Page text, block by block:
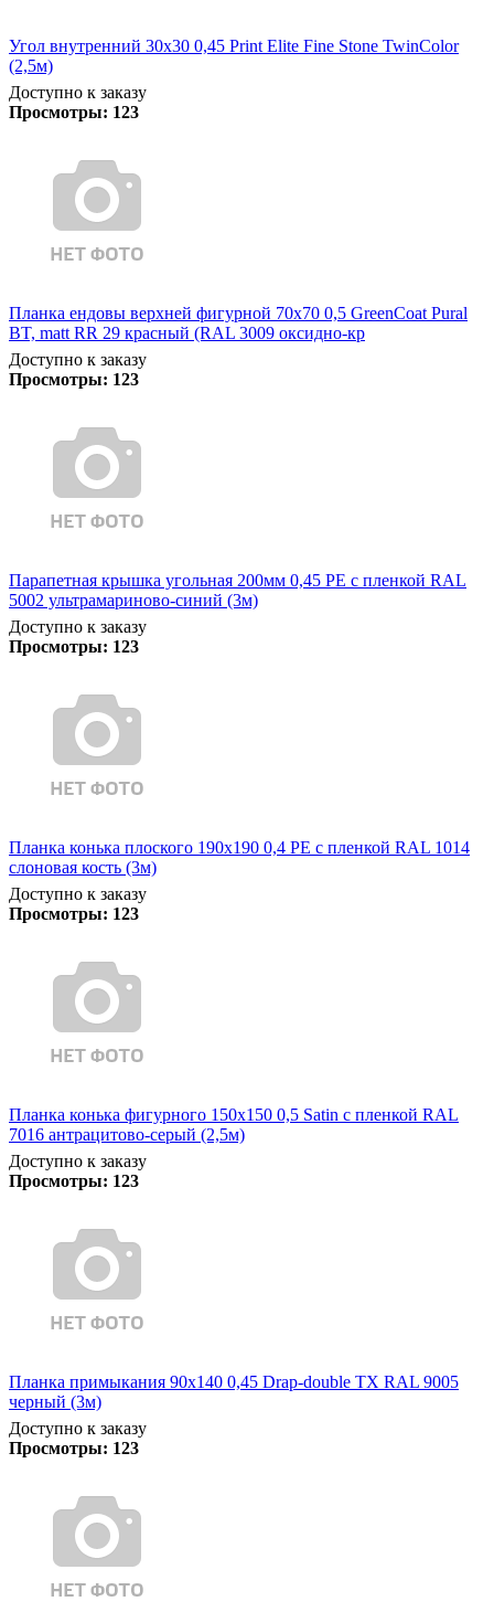
Угол внутренний 30х30 0,45 Print Elite Fine Stone TwinColor
(2,5м)
Доступно к заказу
Просмотры: 123
Планка ендовы верхней фигурной 70x70 0,5 GreenCoat Pural
BT, matt RR 29 красный (RAL 3009 оксидно-кр
Доступно к заказу
Просмотры: 123
Парапетная крышка угольная 200мм 0,45 PE с пленкой RAL
5002 ультрамариново-синий (3м)
Доступно к заказу
Просмотры: 123
Планка конька плоского 190х190 0,4 PE с пленкой RAL 1014
слоновая кость (3м)
Доступно к заказу
Просмотры: 123
Планка конька фигурного 150x150 0,5 Satin с пленкой RAL
7016 антрацитово-серый (2,5м)
Доступно к заказу
Просмотры: 123
Планка примыкания 90х140 0,45 Drap-double TX RAL 9005
черный (3м)
Доступно к заказу
Просмотры: 123